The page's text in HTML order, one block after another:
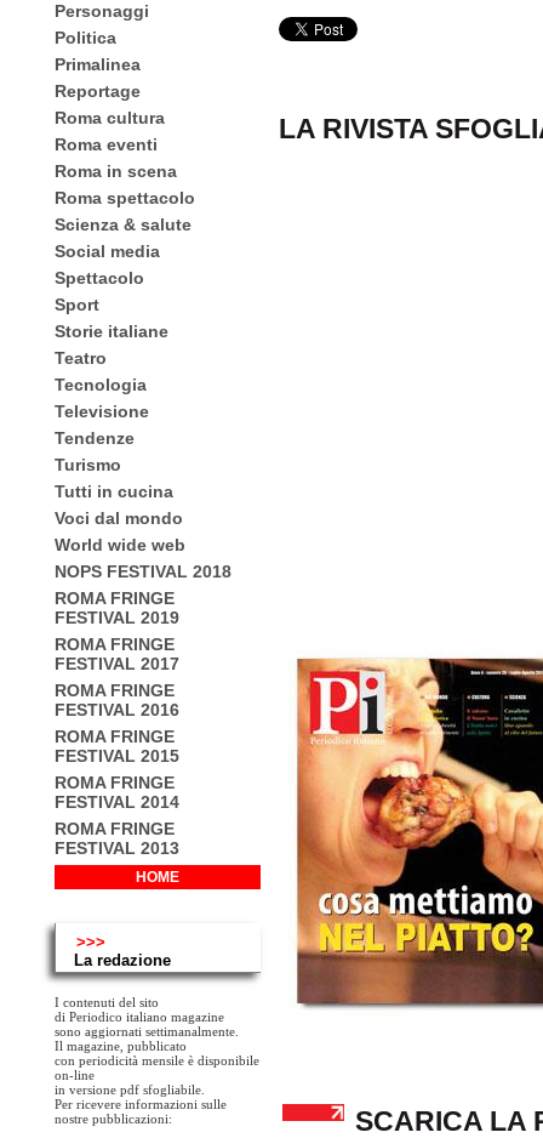
Personaggi
Politica
Primalinea
Reportage
Roma cultura
Roma eventi
Roma in scena
Roma spettacolo
Scienza & salute
Social media
Spettacolo
Sport
Storie italiane
Teatro
Tecnologia
Televisione
Tendenze
Turismo
Tutti in cucina
Voci dal mondo
World wide web
NOPS FESTIVAL 2018
ROMA FRINGE
FESTIVAL 2019
ROMA FRINGE
FESTIVAL 2017
ROMA FRINGE
FESTIVAL 2016
ROMA FRINGE
FESTIVAL 2015
ROMA FRINGE
FESTIVAL 2014
ROMA FRINGE
FESTIVAL 2013
HOME
>>>
La redazione
I contenuti del sito
di Periodico italiano magazine
sono aggiornati settimanalmente.
Il magazine, pubblicato
con periodicità mensile è disponibile
on-line
in versione pdf sfogliabile.
Per ricevere informazioni sulle
nostre pubblicazioni:
LA RIVISTA
SCARICA LA